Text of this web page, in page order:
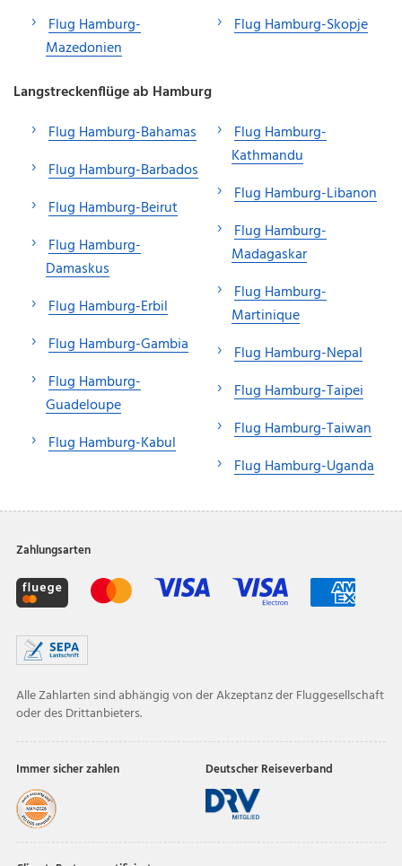
Flug Hamburg-
Mazedonien
Flug Hamburg-Skopje
Langstreckenflüge ab Hamburg
Flug Hamburg-Bahamas
Flug Hamburg-Barbados
Flug Hamburg-Beirut
Flug Hamburg-
Damaskus
Flug Hamburg-Erbil
Flug Hamburg-Gambia
Flug Hamburg-
Guadeloupe
Flug Hamburg-Kabul
Flug Hamburg-
Kathmandu
Flug Hamburg-Libanon
Flug Hamburg-
Madagaskar
Flug Hamburg-
Martinique
Flug Hamburg-Nepal
Flug Hamburg-Taipei
Flug Hamburg-Taiwan
Flug Hamburg-Uganda